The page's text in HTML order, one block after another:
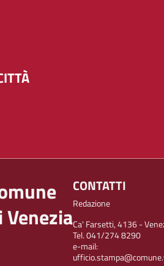
Venezia
CONTATTI
Redazione
Ca' Farsetti, 4136 -
Tel. 041/274 8290
e-mail: